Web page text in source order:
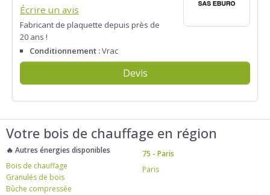
Écrire un avis
Fabricant de plaquette depuis près de
20 ans !
Conditionnement :Vrac
Devis
Votre bois de chauffage en région
🔥 Autres énergies disponibles
Bois de chauffage
Granulés de bois
Bûche compressée
75 - Paris
Paris